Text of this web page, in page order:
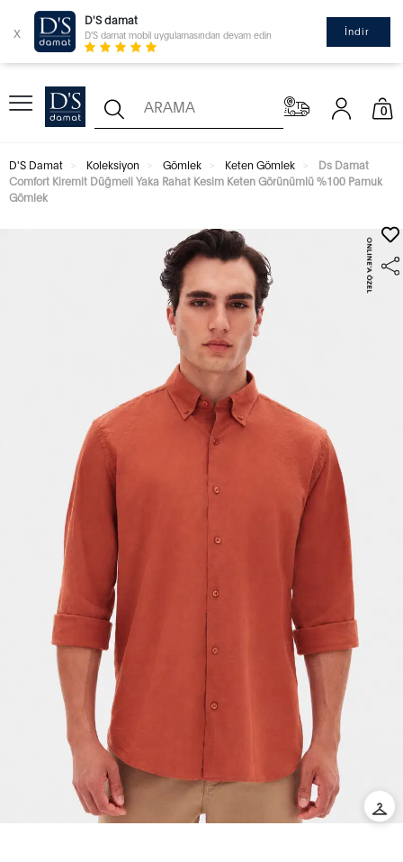
x
D'S damat
D'S damat mobil uygulamasından devam edin İndir
0
D'S Damat Koleksiyon Gömlek Keten Gömlek
Ds Damat
Comfort Kiremit Düğmeli Yaka Rahat Kesim Keten Görünümlü %100 Pamuk
Gömlek